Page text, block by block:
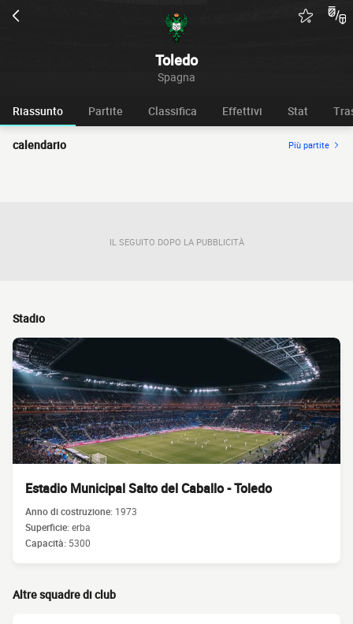
Toledo
Spagna
Riassunto Partite Classifica Effettivi Stat
calendario Più partite
IL SEGUITO DOPO LA PUBBLICITÀ
Stadio
Estadio Municipal Salto del Caballo - Toledo
Anno di costruzione: 1973
Superficie:erba
Capacità: 5300
Altre squadre di club